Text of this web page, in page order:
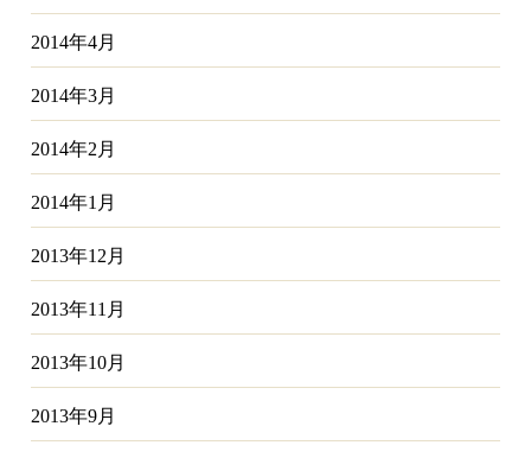
2014年4月
2014年3月
2014年2月
2014年1月
2013年12月
2013年11月
2013年10月
2013年9月